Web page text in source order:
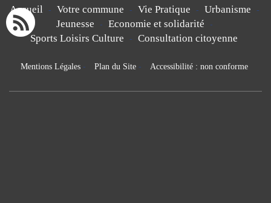
Accueil - Votre commune - Vie Pratique - Urbanisme -
Jeunesse - Economie et solidarité -
Sports Loisirs Culture - Consultation citoyenne
Mentions Légales- Plan du Site- Accessibilité : non conforme